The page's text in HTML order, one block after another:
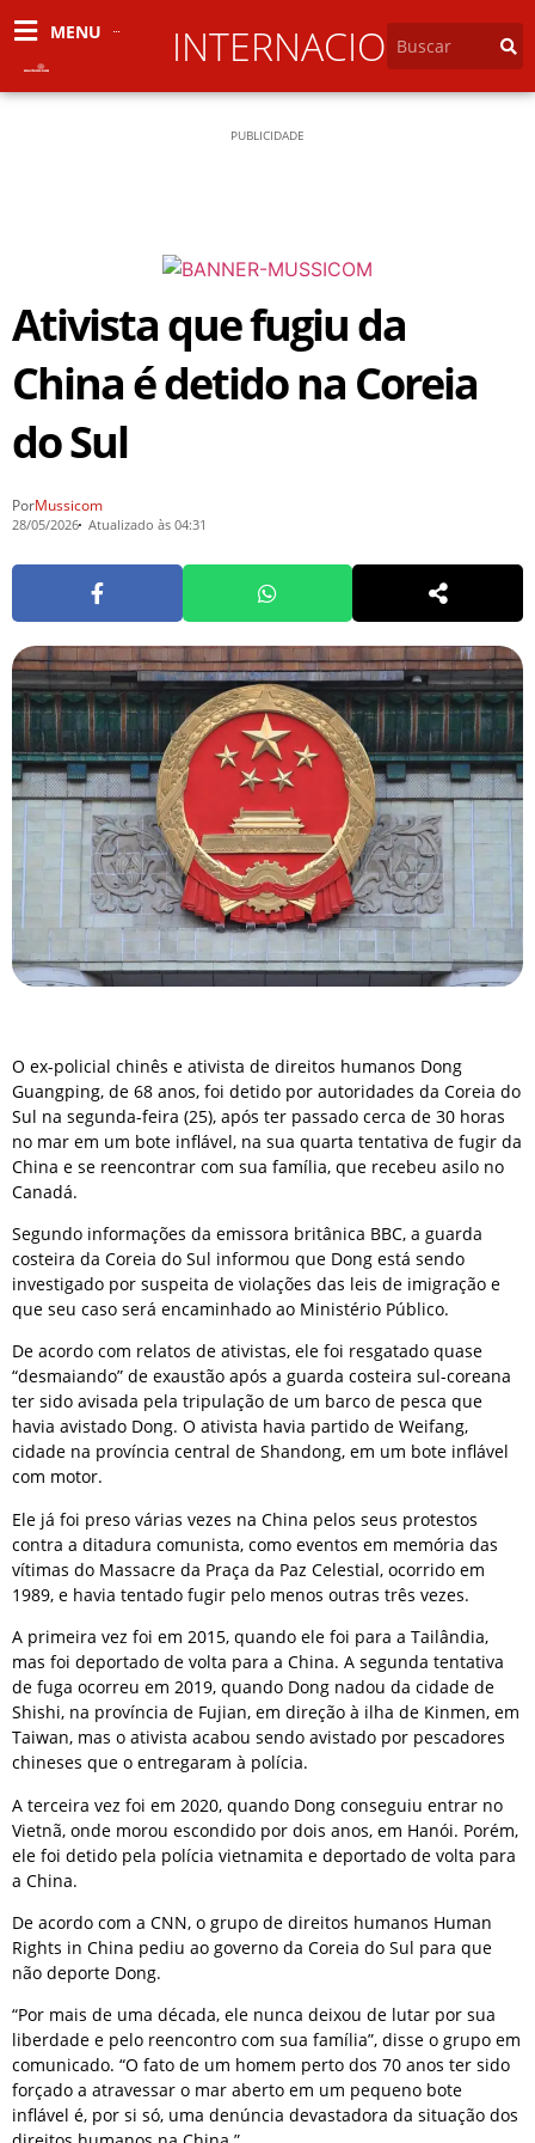
MENU INTERNACIONAL
PUBLICIDADE
Ativista que fugiu da
China é detido na Coreia
do Sul
PorMussicom
28/05/2026 Atualizado às 04:31
O ex-policial chinês e ativista de direitos humanos Dong
Guangping, de 68 anos, foi detido por autoridades da Coreia do
Sul na segunda-feira (25), após ter passado cerca de 30 horas
no mar em um bote inflável, na sua quarta tentativa de fugir da
China e se reencontrar com sua família, que recebeu asilo no
Canadá.
Segundo informações da emissora britânica BBC, a guarda
costeira da Coreia do Sul informou que Dong está sendo
investigado por suspeita de violações das leis de imigração e
que seu caso será encaminhado ao Ministério Público.
De acordo com relatos de ativistas, ele foi resgatado quase
“desmaiando” de exaustão após a guarda costeira sul-coreana
ter sido avisada pela tripulação de um barco de pesca que
havia avistado Dong. O ativista havia partido de Weifang,
cidade na província central de Shandong, em um bote inflável
com motor.
Ele já foi preso várias vezes na China pelos seus protestos
contra a ditadura comunista, como eventos em memória das
vítimas do Massacre da Praça da Paz Celestial, ocorrido em
1989, e havia tentado fugir pelo menos outras três vezes.
A primeira vez foi em 2015, quando ele foi para a Tailândia,
mas foi deportado de volta para a China. A segunda tentativa
de fuga ocorreu em 2019, quando Dong nadou da cidade de
Shishi, na província de Fujian, em direção à ilha de Kinmen, em
Taiwan, mas o ativista acabou sendo avistado por pescadores
chineses que o entregaram à polícia.
A terceira vez foi em 2020, quando Dong conseguiu entrar no
Vietnã, onde morou escondido por dois anos, em Hanói. Porém,
ele foi detido pela polícia vietnamita e deportado de volta para
a China.
De acordo com a CNN, o grupo de direitos humanos Human
Rights in China pediu ao governo da Coreia do Sul para que
não deporte Dong.
“Por mais de uma década, ele nunca deixou de lutar por sua
liberdade e pelo reencontro com sua família”, disse o grupo em
comunicado. “O fato de um homem perto dos 70 anos ter sido
forçado a atravessar o mar aberto em um pequeno bote
inflável é, por si só, uma denúncia devastadora da situação dos